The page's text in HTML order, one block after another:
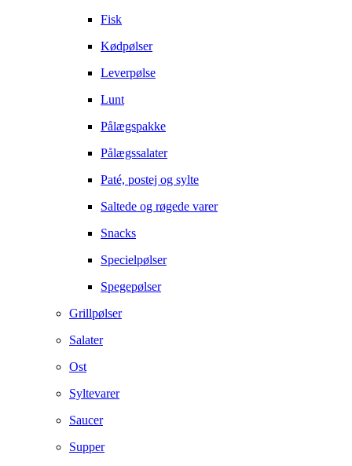
Fisk
Kødpølser
Leverpølse
Lunt
Pålægspakke
Pålægssalater
Paté, postej og sylte
Saltede og røgede varer
Snacks
Specielpølser
Spegepølser
Grillpølser
Salater
Ost
Syltevarer
Saucer
Supper